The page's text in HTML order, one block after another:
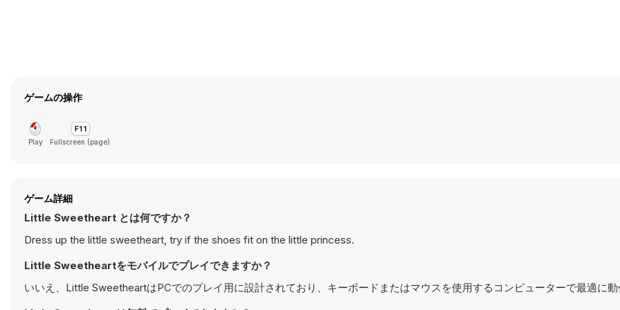
ゲームの操作
Play Fullscreen (page)
ゲーム詳細
Little Sweetheart とは何ですか？
Dress up the little sweetheart, try if the shoes fit on the little princess.
Little Sweetheartをモバイルでプレイできますか？
いいえ、Little SweetheartはPCでのプレイ用に設計されており、キーボードまたはマウスを使用するコンピューターで最適に動